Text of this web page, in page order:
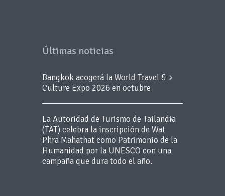
Últimas noticias
Bangkok acogerá la World Travel &
Culture Expo 2026 en octubre
La Autoridad de Turismo de Tailandia
(TAT) celebra la inscripción de Wat
Phra Mahathat como Patrimonio de la
Humanidad por la UNESCO con una
campaña que dura todo el año.